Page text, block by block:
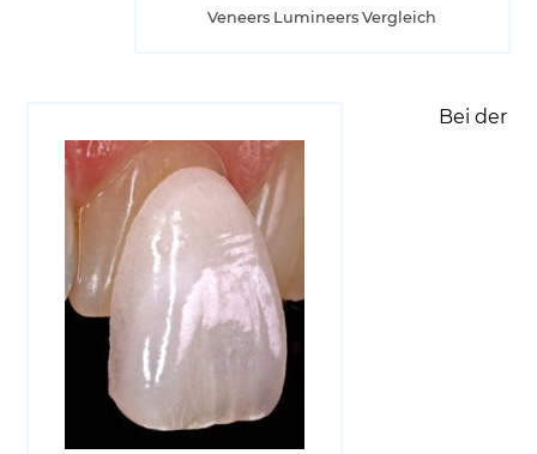
Veneers Lumineers Vergleich
Bei der